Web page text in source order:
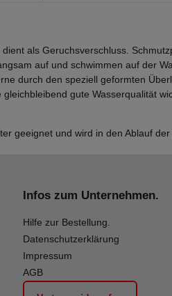
als Geruchsverschluss.
auf und schwimmen auf der
durch den speziell geformten
gute Wasserqualität
geeignet und wird in den Ablauf der
Infos zum Unternehmen.
Hilfe zur Bestellung.
Datenschutzerklärung
Impressum
AGB